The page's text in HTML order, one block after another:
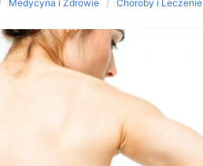
Medycyna i Zdrowie Choroby i Leczenie